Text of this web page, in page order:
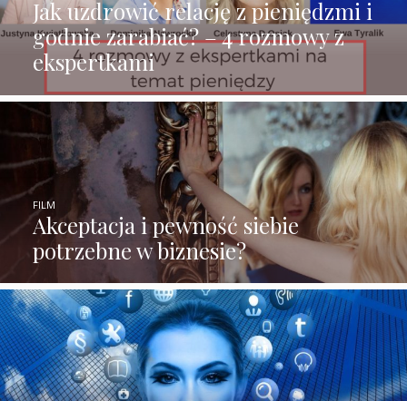
Jak uzdrowić relację z pieniędzmi i
godnie zarabiać? – 4 rozmowy z
ekspertkami
Akceptacja i pewność siebie
potrzebne w biznesie?
FILM